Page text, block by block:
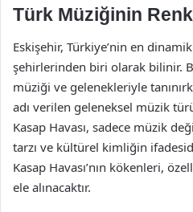
Türk Müziğinin
Eskişehir, Türkiye’nin en
şehirlerinden biri olarak bilinir.
müziği ve gelenekleriyle
adı verilen geleneksel müzik
Kasap Havası, sadece müzik
tarzı ve kültürel kimliğin
Kasap Havası’nın kökenleri,
ele alınacaktır.